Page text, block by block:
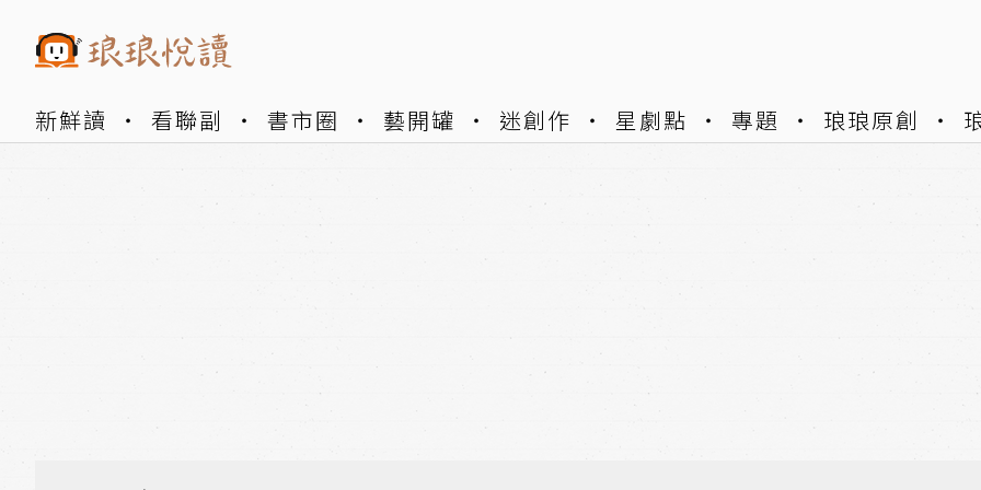
新鮮讀 看聯副 書市圈 藝開罐 迷創作 星劇點 專題 琅琅原創